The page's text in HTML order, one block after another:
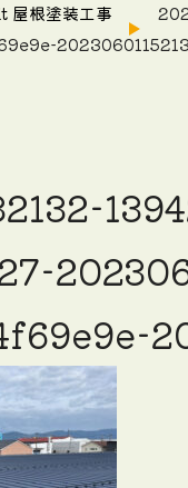
屋根塗装工事